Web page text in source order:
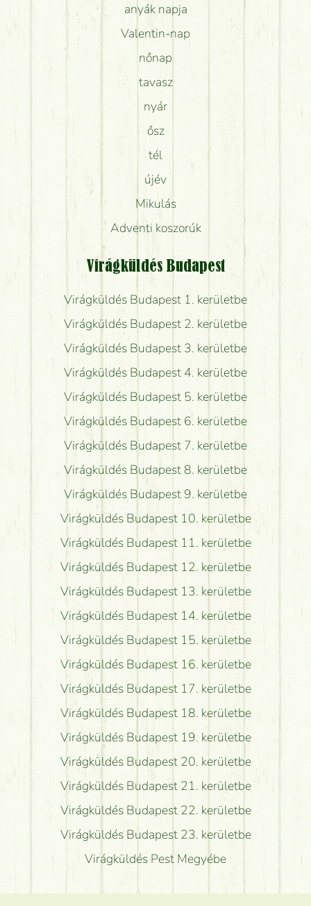
anyák napja
Valentin-nap
nőnap
tavasz
nyár
ősz
tél
újév
Mikulás
Adventi koszorúk
Virágküldés Budapest
Virágküldés Budapest 1. kerületbe
Virágküldés Budapest 2. kerületbe
Virágküldés Budapest 3. kerületbe
Virágküldés Budapest 4. kerületbe
Virágküldés Budapest 5. kerületbe
Virágküldés Budapest 6. kerületbe
Virágküldés Budapest 7. kerületbe
Virágküldés Budapest 8. kerületbe
Virágküldés Budapest 9. kerületbe
Virágküldés Budapest 10. kerületbe
Virágküldés Budapest 11. kerületbe
Virágküldés Budapest 12. kerületbe
Virágküldés Budapest 13. kerületbe
Virágküldés Budapest 14. kerületbe
Virágküldés Budapest 15. kerületbe
Virágküldés Budapest 16. kerületbe
Virágküldés Budapest 17. kerületbe
Virágküldés Budapest 18. kerületbe
Virágküldés Budapest 19. kerületbe
Virágküldés Budapest 20. kerületbe
Virágküldés Budapest 21. kerületbe
Virágküldés Budapest 22. kerületbe
Virágküldés Budapest 23. kerületbe
Virágküldés Pest Megyébe